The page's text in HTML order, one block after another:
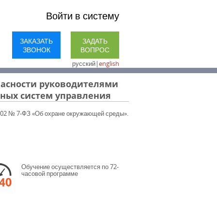
Войти в систему
ЗАКАЗАТЬ
ЗВОНОК
ЗАДАТЬ
ВОПРОС
русский|english
руководителями
систем управления
№ 7-ФЗ «Об охране окружающей среды».
Обучение осуществляется по 72-
часовой программе